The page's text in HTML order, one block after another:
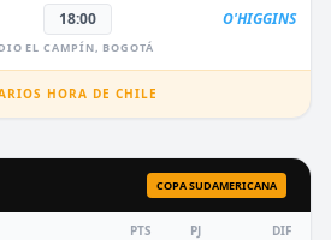
18:00 O'HIGGINS
EL CAMPÍN, BOGOTÁ
HORA DE CHILE
COPA SUDAMERICANA
PTS PJ DIF